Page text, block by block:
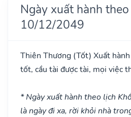
Ngày xuất hành
10/12/2049
Thiên Thương (Tốt) Xuất
tốt, cầu tài được tài, mọi việc
* Ngày xuất hành theo lịch
là ngày đi xa, rời khỏi nhà